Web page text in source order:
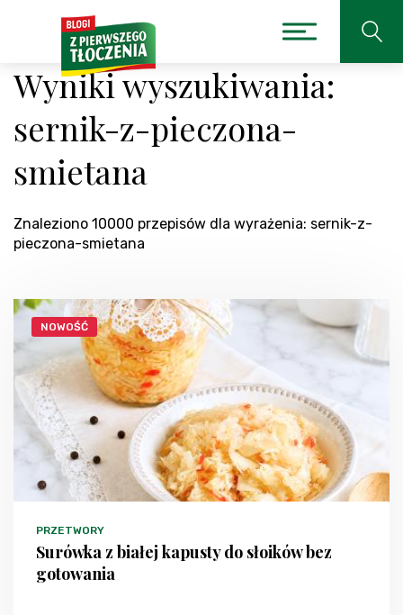
Wyniki wyszukiwania:
sernik-z-pieczona-
smietana
Znaleziono 10000 przepisów dla wyrażenia: sernik-z-
pieczona-smietana
NOWOŚĆ
PRZETWORY
Surówka z białej kapusty do słoików bez
gotowania